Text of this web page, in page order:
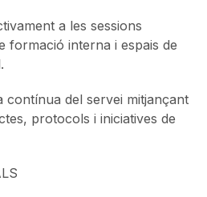
a les sessions
formació interna i espais de
contínua del servei mitjançant
protocols i iniciatives de